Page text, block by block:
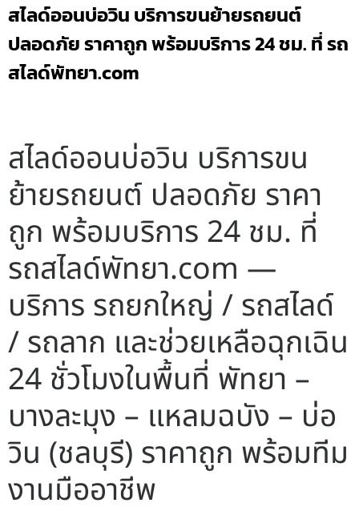
สไลด์ออนบ่อวิน บริการขนย้ายรถยนต์
ปลอดภัย ราคาถูก พร้อมบริการ 24 ชม. ที่ รถ
สไลด์พัทยา.com
สไลด์ออนบ่อวิน บริการขน
ย้ายรถยนต์ ปลอดภัย ราคา
ถูก พร้อมบริการ 24 ชม. ที่
รถสไลด์พัทยา.com —
บริการ รถยกใหญ่ / รถสไลด์
/ รถลาก และช่วยเหลือฉุกเฉิน
24 ชั่วโมงในพื้นที่ พัทยา –
บางละมุง – แหลมฉบัง – บ่อ
วิน (ชลบุรี) ราคาถูก พร้อมทีม
งานมืออาชีพ